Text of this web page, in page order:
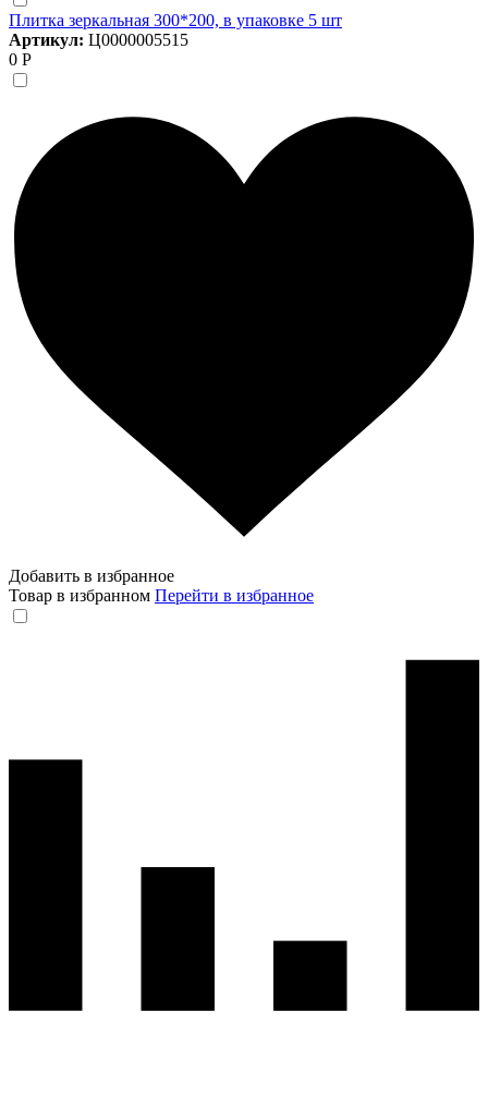
Плитка зеркальная 300*200, в упаковке 5 шт
Артикул: Ц0000005515
0 Р
Добавить в избранное
Товар в избранном Перейти в избранное